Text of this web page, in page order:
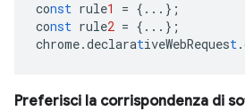
const rule1 = { ... } ;
const rule2 = { ... } ;
chrome.declarativeWebRequest
Preferisci la corrispondenza di